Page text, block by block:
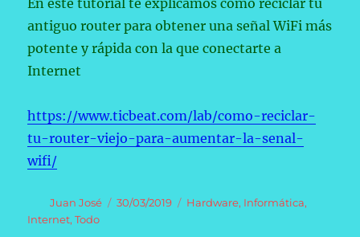
En este tutorial te explicamos como reciclar tu
antiguo router para obtener una señal WiFi más
potente y rápida con la que conectarte a
Internet
https://www.ticbeat.com/lab/como-reciclar-
tu-router-viejo-para-aumentar-la-senal-
wifi/
Autor
Juan José
Publicado
30/03/2019 Categorías
Hardware, Informática,
Internet,Todo